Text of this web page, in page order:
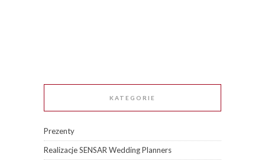
KATEGORIE
Prezenty
Realizacje SENSAR Wedding Planners